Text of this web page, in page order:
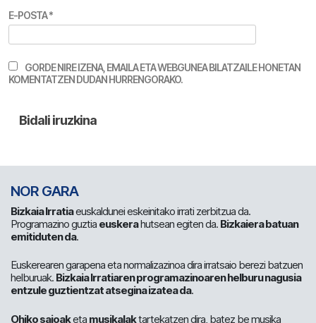
E-POSTA*
GORDE NIRE IZENA, EMAILA ETA WEBGUNEA BILATZAILE HONETAN
KOMENTATZEN DUDAN HURRENGORAKO.
NOR GARA
Bizkaia Irratiaeuskaldunei eskeinitako irrati zerbitzua da.
Programazino guztia euskerahutsean egiten da. Bizkaiera batuan
emitiduten da.
Euskerearen garapena eta normalizazinoa dira irratsaio berezi batzuen
helburuak. Bizkaia Irratiaren programazinoaren helburu nagusia
entzule guztientzat atsegina izatea da.
Ohiko saioaketa musikalaktartekatzen dira, batez be musika